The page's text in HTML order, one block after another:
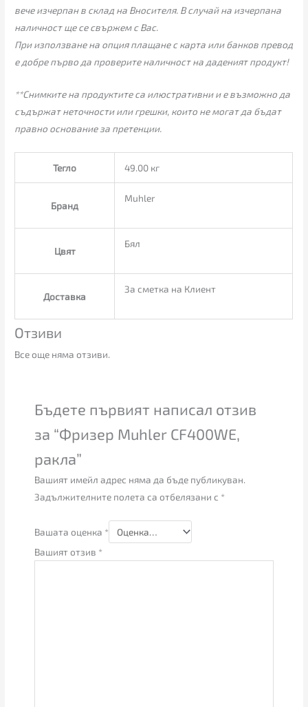
вече изчерпан в склад на Вносителя. В случай на изчерпана
наличност ще се свържем с Вас.
При използване на опция плащане с карта или банков превод
е добре първо да проверите наличност на даденият продукт!
**Снимките на продуктите са илюстративни и е възможно да
съдържат неточности или грешки, които не могат да бъдат
правно основание за претенции.
Тегло 49.00 кг
Бранд
Muhler
Цвят
Бял
Доставка
За сметка на Клиент
Отзиви
Все още няма отзиви.
Бъдете първият написал отзив
за “Фризер Muhler CF400WE,
ракла”
Вашият имейл адрес няма да бъде публикуван.
Задължителните полета са отбелязани с *
Вашата оценка *
Вашият отзив *